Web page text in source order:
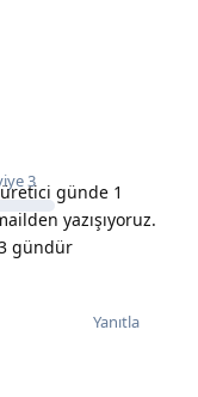
3
günde 1
yazışıyoruz.
gündür
Yanıtla